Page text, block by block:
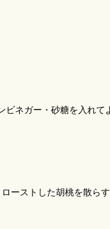
ネガー・砂糖を入れ
ーストした胡桃を散らす